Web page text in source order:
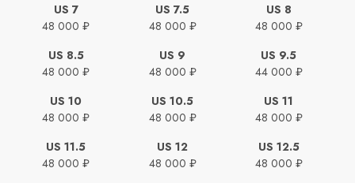
US 7
48 000 ₽
US 7.5
48 000 ₽
US 8
48 000 ₽
US 8.5
48 000 ₽
US 9
48 000 ₽
US 9.5
44 000 ₽
US 10
48 000 ₽
US 10.5
48 000 ₽
US 11
48 000 ₽
US 11.5
48 000 ₽
US 12
48 000 ₽
US 12.5
48 000 ₽